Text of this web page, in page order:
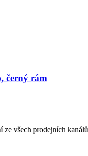
černý rám
ze všech prodejních kanálů